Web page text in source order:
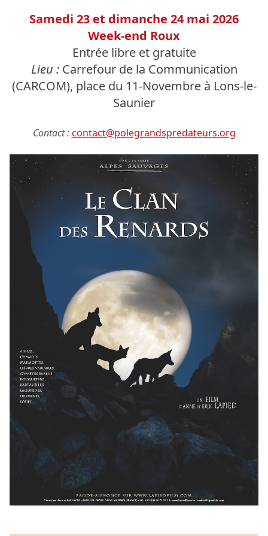
Samedi 23 et dimanche 24 mai 2026
Week-end Roux
Entrée libre et gratuite
Lieu :Carrefour de la Communication
(CARCOM), place du 11-Novembre à Lons-le-
Saunier
Contact :contact@polegrandspredateurs.org